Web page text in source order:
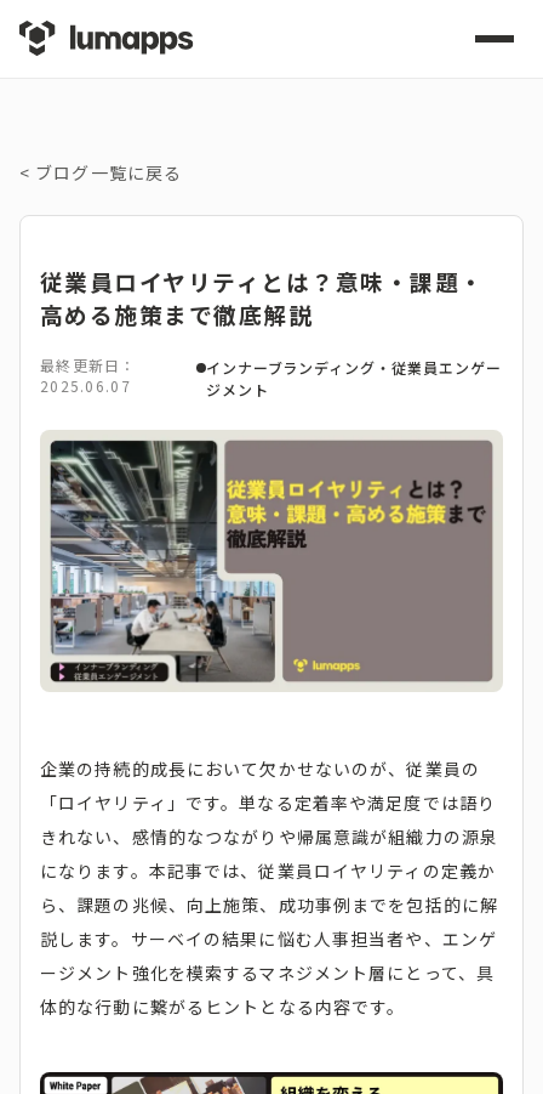
< ブログ一覧に戻る
従業員ロイヤリティとは？意味・課題・
高める施策まで徹底解説
最終更新日：
2025.06.07
インナーブランディング・従業員エンゲー
ジメント
企業の持続的成長において欠かせないのが、従業員の
「ロイヤリティ」です。単なる定着率や満足度では語り
きれない、感情的なつながりや帰属意識が組織力の源泉
になります。本記事では、従業員ロイヤリティの定義か
ら、課題の兆候、向上施策、成功事例までを包括的に解
説します。サーベイの結果に悩む人事担当者や、エンゲ
ージメント強化を模索するマネジメント層にとって、具
体的な行動に繋がるヒントとなる内容です。